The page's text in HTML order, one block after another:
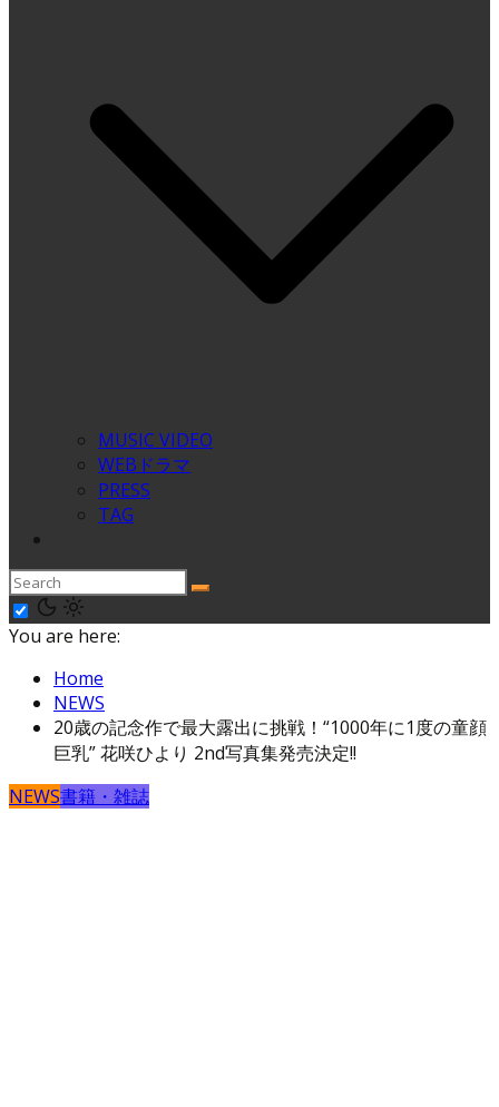
MUSIC VIDEO
WEBドラマ
PRESS
TAG
You are here:
Home
NEWS
20歳の記念作で最大露出に挑戦！“1000年に1度の童顔
巨乳” 花咲ひより 2nd写真集発売決定!!
NEWS書籍・雑誌